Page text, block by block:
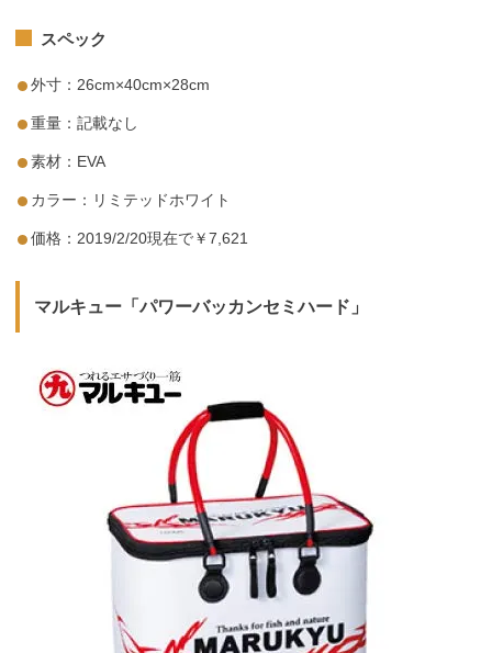
スペック
外寸：26cm×40cm×28cm
重量：記載なし
素材：EVA
カラー：リミテッドホワイト
価格：2019/2/20現在で￥7,621
マルキュー「パワーバッカンセミハード」